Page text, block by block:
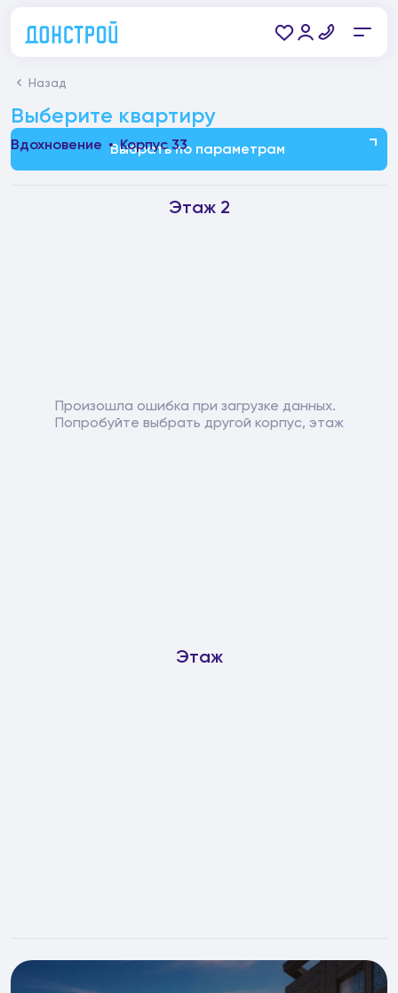
Назад
Выберите квартиру
Выбрать по параметрам
Вдохновение Корпус 33
Этаж 2
Произошла ошибка при загрузке данных.
Попробуйте выбрать другой корпус, этаж
Этаж